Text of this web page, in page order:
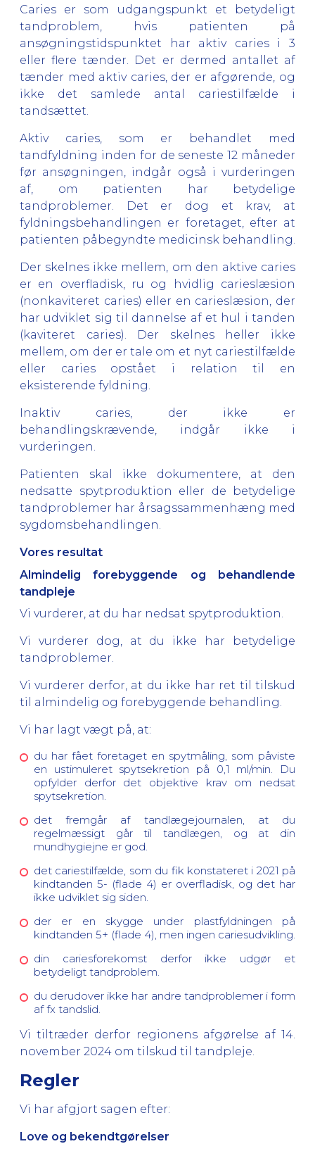
Caries er som udgangspunkt et betydeligt
tandproblem, hvis patienten på
ansøgningstidspunktet har aktiv caries i 3
eller flere tænder. Det er dermed antallet af
tænder med aktiv caries, der er afgørende, og
ikke det samlede antal cariestilfælde i
tandsættet.
Aktiv caries, som er behandlet med
tandfyldning inden for de seneste 12 måneder
før ansøgningen, indgår også i vurderingen
af, om patienten har betydelige
tandproblemer. Det er dog et krav, at
fyldningsbehandlingen er foretaget, efter at
patienten påbegyndte medicinsk behandling.
Der skelnes ikke mellem, om den aktive caries
er en overfladisk, ru og hvidlig carieslæsion
(nonkaviteret caries) eller en carieslæsion, der
har udviklet sig til dannelse af et hul i tanden
(kaviteret caries). Der skelnes heller ikke
mellem, om der er tale om et nyt cariestilfælde
eller caries opstået i relation til en
eksisterende fyldning.
Inaktiv caries, der ikke er
behandlingskrævende, indgår ikke i
vurderingen.
Patienten skal ikke dokumentere, at den
nedsatte spytproduktion eller de betydelige
tandproblemer har årsagssammenhæng med
sygdomsbehandlingen.
Vores resultat
Almindelig forebyggende og behandlende
tandpleje
Vi vurderer, at du har nedsat spytproduktion.
Vi vurderer dog, at du ikke har betydelige
tandproblemer.
Vi vurderer derfor, at du ikke har ret til tilskud
til almindelig og forebyggende behandling.
Vi har lagt vægt på, at:
du har fået foretaget en spytmåling, som påviste
en ustimuleret spytsekretion på 0,1 ml/min. Du
opfylder derfor det objektive krav om nedsat
spytsekretion.
det fremgår af tandlægejournalen, at du
regelmæssigt går til tandlægen, og at din
mundhygiejne er god.
det cariestilfælde, som du fik konstateret i 2021 på
kindtanden 5- (flade 4) er overfladisk, og det har
ikke udviklet sig siden.
der er en skygge under plastfyldningen på
kindtanden 5+ (flade 4), men ingen cariesudvikling.
din cariesforekomst derfor ikke udgør et
betydeligt tandproblem.
du derudover ikke har andre tandproblemer i form
af fx tandslid.
Vi tiltræder derfor regionens afgørelse af 14.
november 2024 om tilskud til tandpleje.
Regler
Vi har afgjort sagen efter:
Love og bekendtgørelser